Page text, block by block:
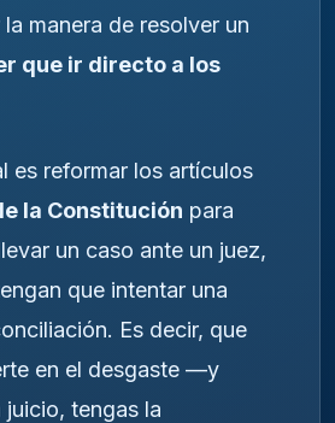
manera de resolver un
que ir directo a los
es reformar los artículos
la Constitución para
un caso ante un juez,
que intentar una
Es decir, que
en el desgaste —y
tengas la